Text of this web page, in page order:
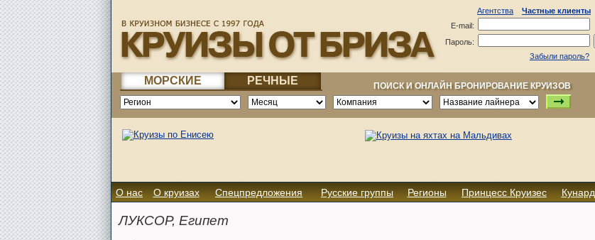
Агентства
Частные клиенты
E-mail:
Пароль:
Забыли пароль?
МОРСКИЕ РЕЧНЫЕ ПОИСК И ОНЛАЙН БРОНИРОВАНИЕ КРУИЗОВ
О нас О круизах Спецпредложения Русские группы Регионы Принцесс Круизес Кунард
ЛУКСОР, Египет